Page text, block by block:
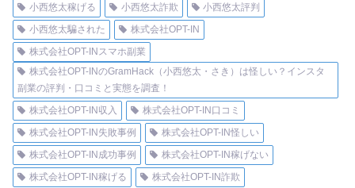
小西悠太稼げる
小西悠太詐欺
小西悠太評判
小西悠太騙された
株式会社OPT-IN
株式会社OPT-INスマホ副業
株式会社OPT-INのGramHack（小西悠太・さき）は怪しい？インスタ
副業の評判・口コミと実態を調査！
株式会社OPT-IN収入
株式会社OPT-IN口コミ
株式会社OPT-IN失敗事例
株式会社OPT-IN怪しい
株式会社OPT-IN成功事例
株式会社OPT-IN稼げない
株式会社OPT-IN稼げる
株式会社OPT-IN詐欺